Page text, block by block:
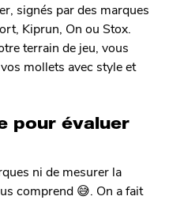
signés par des marques
Kiprun, On ou Stox.
terrain de jeu, vous
mollets avec style et
pour évaluer
ni de mesurer la
comprend 😅. On a fait